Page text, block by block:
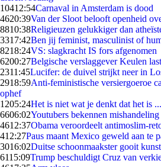
10412:54Carnaval in Amsterdam is dood
4620:39Van der Sloot belooft openheid
8810:38Religieuzen gelukkiger dan
3317:42Ben jij feminist, masculinist of
8218:24VS: slagkracht IS fors afgenomen
6200:27Belgische verslaggever Keulen
2311:45Lucifer: de duivel strijkt neer in
2918:59Anti-feministische versiergoeroe
ophef
1205:24Het is niet wat je denkt dat het is ...
6606:02Youtubers bekennen
4612:37Obama veroordeelt antimoslim-
412:27Paus maant Mexico geweld aan te
3016:02Duitse schoonmaakster gooit
6115:09Trump beschuldigt Cruz van